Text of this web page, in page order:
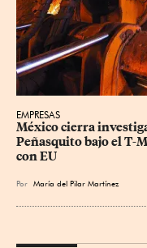
EMPRESAS
México cierra
Peñasquito bajo el T-
con EU
Por María del Pilar Martínez